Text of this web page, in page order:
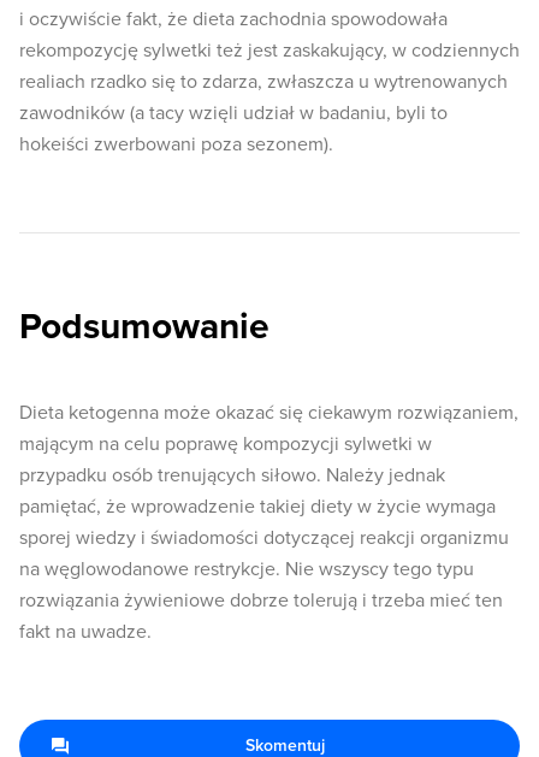
i oczywiście fakt, że dieta zachodnia spowodowała
rekompozycję sylwetki też jest zaskakujący, w codziennych
realiach rzadko się to zdarza, zwłaszcza u wytrenowanych
zawodników (a tacy wzięli udział w badaniu, byli to
hokeiści zwerbowani poza sezonem).
Podsumowanie
Dieta ketogenna może okazać się ciekawym rozwiązaniem,
mającym na celu poprawę kompozycji sylwetki w
przypadku osób trenujących siłowo. Należy jednak
pamiętać, że wprowadzenie takiej diety w życie wymaga
sporej wiedzy i świadomości dotyczącej reakcji organizmu
na węglowodanowe restrykcje. Nie wszyscy tego typu
rozwiązania żywieniowe dobrze tolerują i trzeba mieć ten
fakt na uwadze.
Skomentuj